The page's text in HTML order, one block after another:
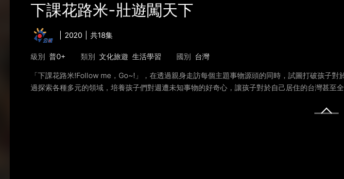
下課花路米-壯遊闖天下
2020 共18集
級別 普0+ 類別 文化旅遊 生活學習 國別 台灣
「下課花路米!Follow me，Go~!」，在透過親身走訪每個主題事物源頭的同時，試圖打破孩子
過探索各種多元的領域，培養孩子們對週遭未知事物的好奇心，讓孩子對於自己居住的台灣甚至